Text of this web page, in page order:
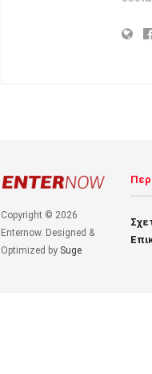
Copyright © 2026
Enternow. Designed &
Optimized by Suge